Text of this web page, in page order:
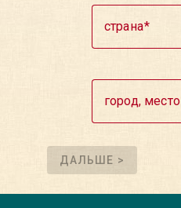
страна
город, место
ДАЛЬШЕ >